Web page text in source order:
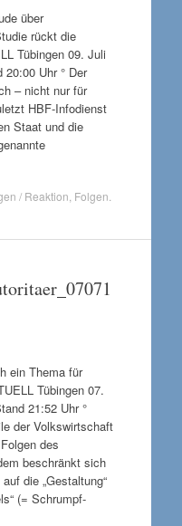
über
rückt die
Tübingen 09. Juli
Uhr ° Der
– nicht nur für
HBF-Infodienst
Staat und die
/ Reaktion Folgen
ein Thema für
Tübingen 07.
21:52 Uhr °
der Volkswirtschaft
des
beschränkt sich
die „Gestaltung“
(= Schrumpf-